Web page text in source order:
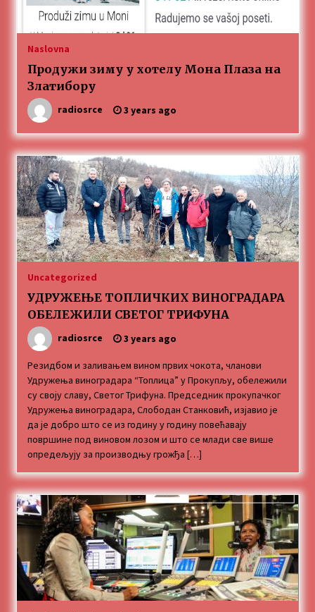
„Караван безбедности саобраћаја
SPORTSKA INFORMACIJA
Povratak u kancelarije časopisa Runway u filmu
,,Đavo nosi Pradu 2“
3 months ago
CINEPLEXX NIŠ BIOSKOP PROSLAVLJA ROĐENDAN
18. APRILA
4 months ago
MEDALJE ZA TOPLIČANIN NA MEĐUNARODNOJ
SCENI!
“ИМА РУПА ДА ПРОПАДНЕШ”
5 months ago
Karatisti Topličanina osvojili 24 medalje na
Prvenstvu regiona u Jagodini
5 months ago
ОБАВЕШТЕЊЕ
5 months ago
Specijalna projekcija filma „Sportsko srce“ uz
gostovanje glumačke ekipe u Cineplexx Niš
Naslovna
Продужи зиму у хотелу Мона Плаза на
Златибору
radiosrce 3 years ago
Uncategorized
УДРУЖЕЊЕ ТОПЛИЧКИХ ВИНОГРАДАРА
ОБЕЛЕЖИЛИ СВЕТОГ ТРИФУНА
radiosrce 3 years ago
Резидбом и заливањем вином првих чокота, чланови
Удружења виноградара “Топлица” у Прокупљу, обележили
су своју славу, Светог Трифуна. Председник прокупачког
Удружења виноградара, Слободан Станковић, изјавио је
да је добро што се из годину у годину повећавају
површине под виновом лозом и што се млади све више
опредељују за производњу грожђа […]